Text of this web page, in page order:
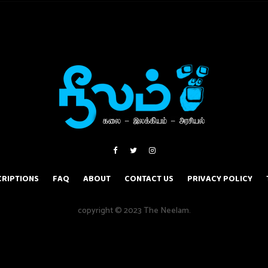
FAQ ABOUT CONTACT US PRIVACY POLICY
copyright © 2023 The Neelam.